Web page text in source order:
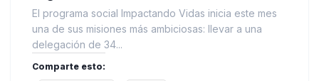
El programa social Impactando Vidas inicia este mes
una de sus misiones más ambiciosas: llevar a una
delegación de 34...
Comparte esto: